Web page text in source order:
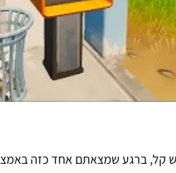
קל, ברגע שמצאתם אחד כזה